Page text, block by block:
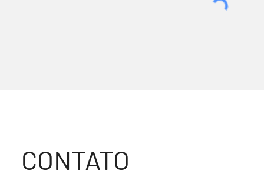
CONTATO